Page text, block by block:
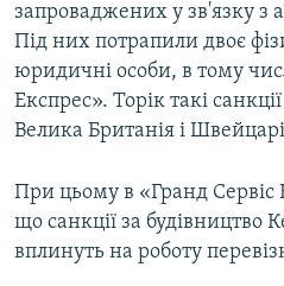
запроваджених у зв'язку з
Під них потрапили двоє
юридичні особи, в тому
Експрес». Торік такі
Велика Британія і
При цьому в «Гранд Сервіс
що санкції за будівництво
вплинуть на роботу